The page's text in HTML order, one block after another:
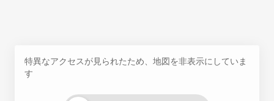
特異なアクセスが見られたため、地図を非表示にしていま
す